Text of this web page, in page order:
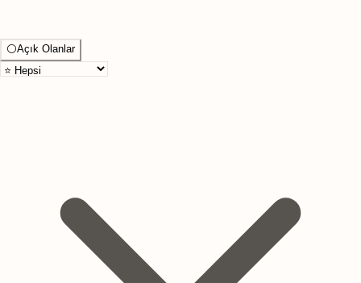
⚪Açık Olanlar